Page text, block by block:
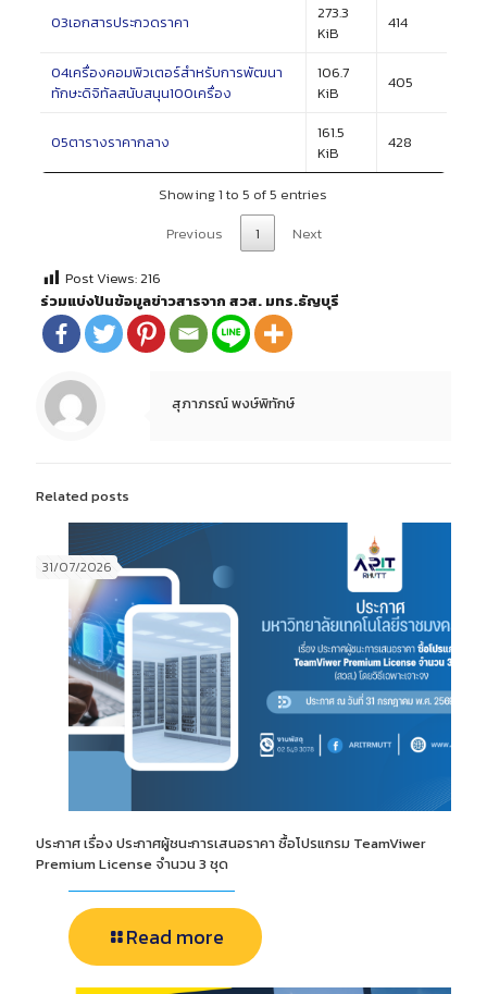
03เอกสารประกวดราคา
273.3
KiB
414
04เครื่องคอมพิวเตอร์สำหรับการพัฒนา
ทักษะดิจิทัลสนับสนุน100เครื่อง
106.7
KiB
405
05ตารางราคากลาง
161.5
KiB
428
Showing 1 to 5 of 5 entries
Previous
1 Next
Post Views:216
ร่วมแบ่งปันข้อมูลข่าวสารจาก สวส. มทร.ธัญบุรี
สุภาภรณ์ พงษ์พิทักษ์
Related posts
31/07/2026
ประกาศ เรื่อง ประกาศผู้ชนะการเสนอราคา ซื้อโปรแกรม TeamViwer
Premium License จำนวน 3 ชุด
Read more